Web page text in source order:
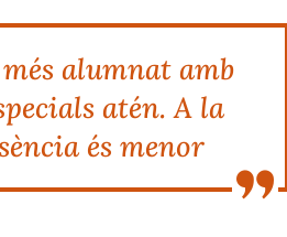
alumnat amb
atén. A la
és menor